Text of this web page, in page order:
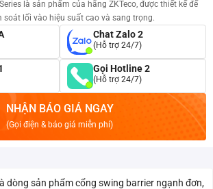
là sản phẩm của hãng ZKTeco, được thiết kế để
soát lối vào hiệu suất cao và sang trọng.
Chat Zalo 2
(Hỗ trợ 24/7)
Gọi Hotline 2
(Hỗ trợ 24/7)
NHẬN BÁO GIÁ NGAY
(Gọi điện & báo giá miễn phí)
dòng sản phẩm cổng swing barrier ngạnh đơn,